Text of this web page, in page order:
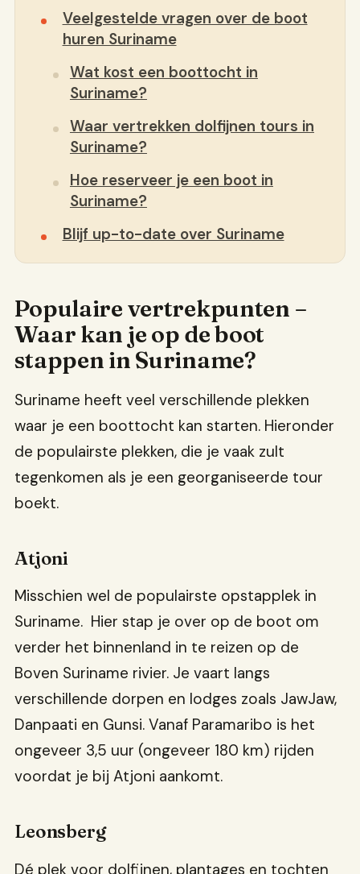
Veelgestelde vragen over de boot
huren Suriname
Wat kost een boottocht in
Suriname?
Waar vertrekken dolfijnen tours in
Suriname?
Hoe reserveer je een boot in
Suriname?
Blijf up-to-date over Suriname
Populaire vertrekpunten –
Waar kan je op de boot
stappen in Suriname?
Suriname heeft veel verschillende plekken
waar je een boottocht kan starten. Hieronder
de populairste plekken, die je vaak zult
tegenkomen als je een georganiseerde tour
boekt.
Atjoni
Misschien wel de populairste opstapplek in
Suriname. Hier stap je over op de boot om
verder het binnenland in te reizen op de
Boven Suriname rivier. Je vaart langs
verschillende dorpen en lodges zoals JawJaw,
Danpaati en Gunsi. Vanaf Paramaribo is het
ongeveer 3,5 uur (ongeveer 180 km) rijden
voordat je bij Atjoni aankomt.
Leonsberg
Dé plek voor dolfijnen, plantages en tochten